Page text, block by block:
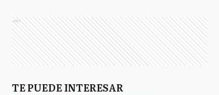
Ads
TE PUEDE INTERESAR